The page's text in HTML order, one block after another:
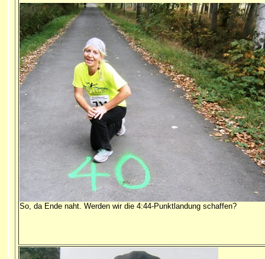
So, da Ende naht. Werden wir die 4:44-Punktlandung schaffen?